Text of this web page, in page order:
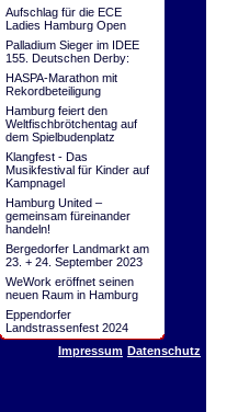
Aufschlag für die ECE
Ladies Hamburg Open
Palladium Sieger im IDEE
155. Deutschen Derby:
HASPA-Marathon mit
Rekordbeteiligung
Hamburg feiert den
Weltfischbrötchentag auf
dem Spielbudenplatz
Klangfest - Das
Musikfestival für Kinder auf
Kampnagel
Hamburg United –
gemeinsam füreinander
handeln!
Bergedorfer Landmarkt am
23. + 24. September 2023
WeWork eröffnet seinen
neuen Raum in Hamburg
Eppendorfer
Landstrassenfest 2024
Impressum Datenschutz